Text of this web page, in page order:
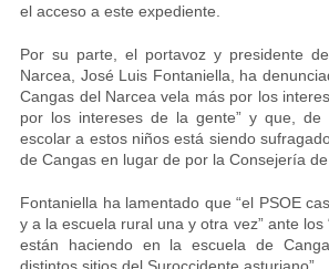
el acceso a este expediente.
Por su parte, el portavoz y presidente
Narcea, José Luis Fontaniella, ha
Cangas del Narcea vela más por los
por los intereses de la gente” y que, de
escolar a estos niños está siendo
de Cangas en lugar de por la Consejería de
Fontaniella ha lamentado que “el PSOE
y a la escuela rural una y otra vez” ante los
están haciendo en la escuela de
distintos sitios del Suroccidente asturiano”.